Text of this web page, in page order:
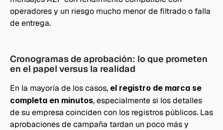
operadores y un riesgo mucho menor de filtrado o falla
de entrega.
Cronogramas de aprobación: lo que prometen
en el papel versus la realidad
En la mayoría de los casos, el registro de marca se
completa en minutos, especialmente si los detalles
de su empresa coinciden con los registros públicos. Las
aprobaciones de campaña tardan un poco más y